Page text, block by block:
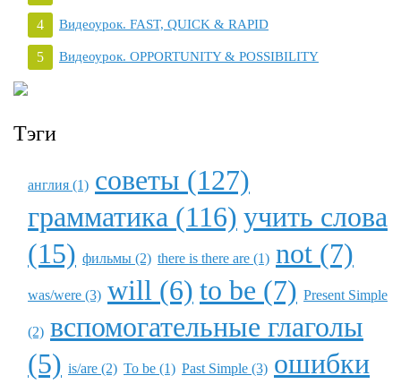
Видеоурок. FAST, QUICK & RAPID
Видеоурок. OPPORTUNITY & POSSIBILITY
Тэги
англия (1) советы (127)
грамматика (116) учить слова
(15) фильмы (2) there is there are (1) not (7)
was/were (3) will (6) to be (7) Present Simple
(2) вспомогательные глаголы
(5) is/are (2) To be (1) Past Simple (3) ошибки